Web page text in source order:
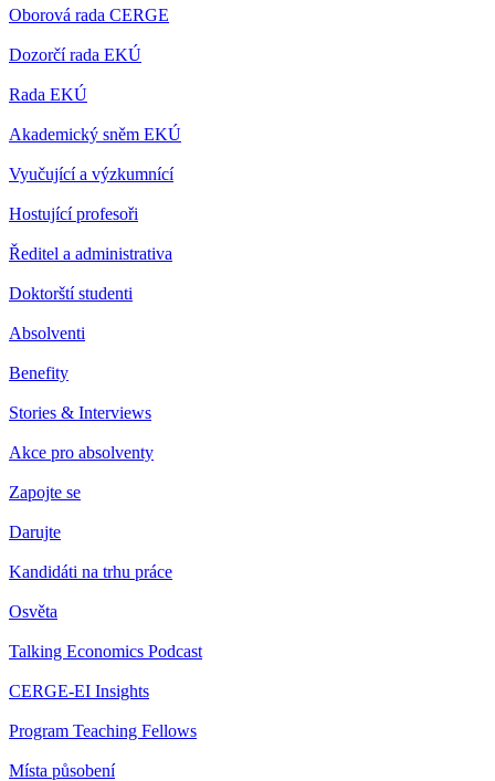
Oborová rada CERGE
Dozorčí rada EKÚ
Rada EKÚ
Akademický sněm EKÚ
Vyučující a výzkumnící
Hostující profesoři
Ředitel a administrativa
Doktorští studenti
Absolventi
Benefity
Stories & Interviews
Akce pro absolventy
Zapojte se
Darujte
Kandidáti na trhu práce
Osvěta
Talking Economics Podcast
CERGE-EI Insights
Program Teaching Fellows
Místa působení